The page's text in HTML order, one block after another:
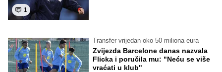
1
Transfer vrijedan oko 50 miliona eura
Zvijezda Barcelone danas nazvala
Flicka i poručila mu: "Neću se više
vraćati u klub"